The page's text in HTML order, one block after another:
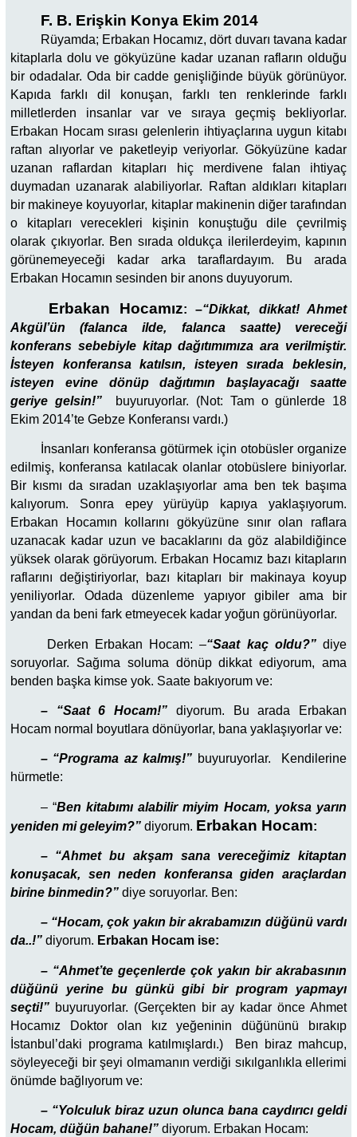
F. B. Erişkin Konya Ekim 2014
Rüyamda; Erbakan Hocamız, dört duvarı tavana kadar
kitaplarla dolu ve gökyüzüne kadar uzanan rafların olduğu
bir odadalar. Oda bir cadde genişliğinde büyük görünüyor.
Kapıda farklı dil konuşan, farklı ten renklerinde farklı
milletlerden insanlar var ve sıraya geçmiş bekliyorlar.
Erbakan Hocam sırası gelenlerin ihtiyaçlarına uygun kitabı
raftan alıyorlar ve paketleyip veriyorlar. Gökyüzüne kadar
uzanan raflardan kitapları hiç merdivene falan ihtiyaç
duymadan uzanarak alabiliyorlar. Raftan aldıkları kitapları
bir makineye koyuyorlar, kitaplar makinenin diğer tarafından
o kitapları verecekleri kişinin konuştuğu dile çevrilmiş
olarak çıkıyorlar. Ben sırada oldukça ilerilerdeyim, kapının
görünemeyeceği kadar arka taraflardayım. Bu arada
Erbakan Hocamın sesinden bir anons duyuyorum.
Erbakan Hocamız: –“Dikkat, dikkat! Ahmet
Akgül’ün (falanca ilde, falanca saatte) vereceği
konferans sebebiyle kitap dağıtımımıza ara verilmiştir.
İsteyen konferansa katılsın, isteyen sırada beklesin,
isteyen evine dönüp dağıtımın başlayacağı saatte
geriye gelsin!”buyuruyorlar. (Not: Tam o günlerde 18
Ekim 2014’te Gebze Konferansı vardı.)
İnsanları konferansa götürmek için otobüsler organize
edilmiş, konferansa katılacak olanlar otobüslere biniyorlar.
Bir kısmı da sıradan uzaklaşıyorlar ama ben tek başıma
kalıyorum. Sonra epey yürüyüp kapıya yaklaşıyorum.
Erbakan Hocamın kollarını gökyüzüne sınır olan raflara
uzanacak kadar uzun ve bacaklarını da göz alabildiğince
yüksek olarak görüyorum. Erbakan Hocamız bazı kitapların
raflarını değiştiriyorlar, bazı kitapları bir makinaya koyup
yeniliyorlar. Odada düzenleme yapıyor gibiler ama bir
yandan da beni fark etmeyecek kadar yoğun görünüyorlar.
Derken Erbakan Hocam:–“Saat kaç oldu?” diye
soruyorlar. Sağıma soluma dönüp dikkat ediyorum, ama
benden başka kimse yok. Saate bakıyorum ve:
– “Saat 6 Hocam!” diyorum. Bu arada Erbakan
Hocam normal boyutlara dönüyorlar, bana yaklaşıyorlar ve:
– “Programa az kalmış!” buyuruyorlar. Kendilerine
hürmetle:
– “Ben kitabımı alabilir miyim Hocam, yoksa yarın
yeniden mi geleyim?” diyorum. Erbakan Hocam:
– “Ahmet bu akşam sana vereceğimiz kitaptan
konuşacak, sen neden konferansa giden araçlardan
birine binmedin?” diye soruyorlar. Ben:
– “Hocam, çok yakın bir akrabamızın düğünü vardı
da..!” diyorum. Erbakan Hocam ise:
– “Ahmet’te geçenlerde çok yakın bir akrabasının
düğünü yerine bu günkü gibi bir program yapmayı
seçti!” buyuruyorlar. (Gerçekten bir ay kadar önce Ahmet
Hocamız Doktor olan kız yeğeninin düğününü bırakıp
İstanbul’daki programa katılmışlardı.) Ben biraz mahcup,
söyleyeceği bir şeyi olmamanın verdiği sıkılganlıkla ellerimi
önümde bağlıyorum ve:
– “Yolculuk biraz uzun olunca bana caydırıcı geldi
Hocam, düğün bahane!” diyorum. Erbakan Hocam: